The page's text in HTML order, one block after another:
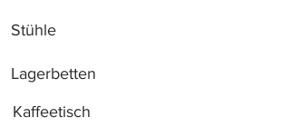
Stühle
Lagerbetten
Kaffeetisch